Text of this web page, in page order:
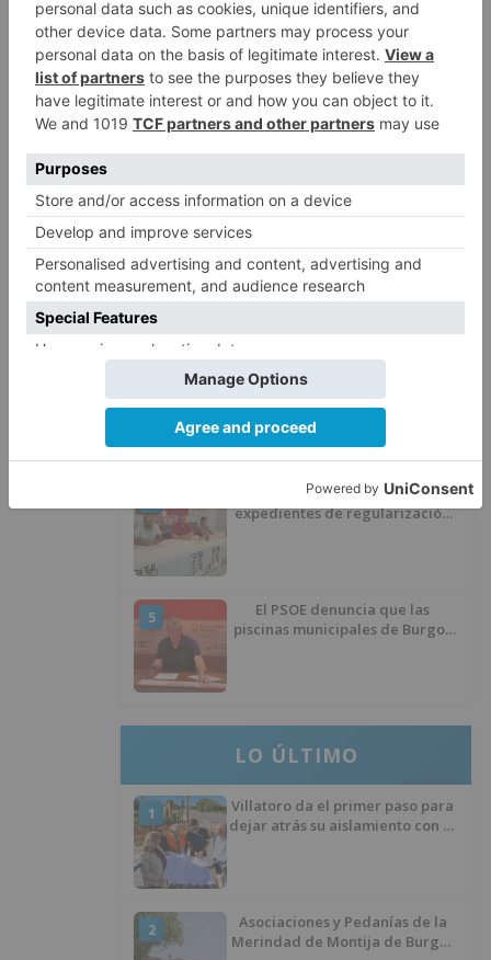
prevenir enfermedades cardio cerebrovasculares
LO + VISTO
1
“una foto” y no a la culminación
del proyecto
2
El poblado de El Encuentro de
Burgos a punto de culminar su
proceso de realojo
Un libro rescata la historia y
memoria del pueblo burgalés de
Huérmeces
CCOO Burgos tramita más de 200
expedientes de regularización
5
El PSOE denuncia que las
piscinas municipales de Burgos
LO ÚLTIMO
1
Villatoro da el primer paso para
dejar atrás su aislamiento con el
2
Asociaciones y Pedanías de la
Merindad de Montija de Burgos